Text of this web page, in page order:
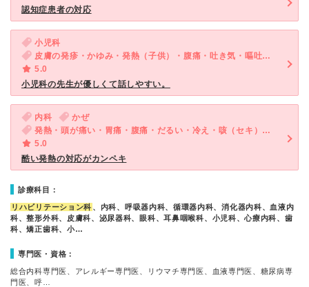
認知症患者の対応
小児科
皮膚の発疹・かゆみ・発熱（子供）・腹痛・吐き気・嘔吐（子供）・発疹（子供）
5.0
小児科の先生が優しくて話しやすい。
内科
かぜ
発熱・頭が痛い・胃痛・腹痛・だるい・冷え・咳（セキ）・喉が痛い・吐き気・嘔吐・食欲不振・体調不良・急性の下痢
5.0
酷い発熱の対応がカンペキ
診療科目：
リハビリテーション科 、内科、呼吸器内科、循環器内科、消化器内科、血液内
科、整形外科、皮膚科、泌尿器科、眼科、耳鼻咽喉科、小児科、心療内科、歯
科、矯正歯科、小…
専門医・資格：
総合内科専門医、アレルギー専門医、リウマチ専門医、血液専門医、糖尿病専
門医、呼…